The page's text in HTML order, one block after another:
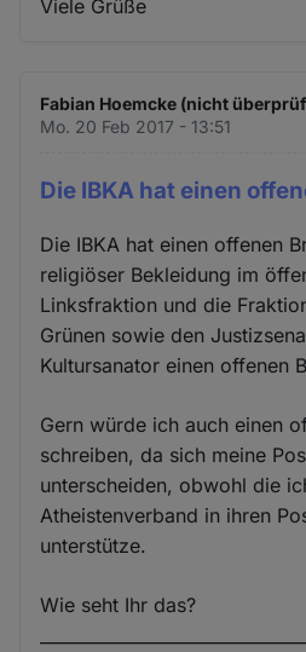
Viele Grüße
Fabian Hoemcke (nicht
Mo. 20 Feb 2017 - 13:51
Die IBKA hat einen
Die IBKA hat einen offenen
religiöser Bekleidung im
Linksfraktion und die
Grünen sowie den
Kultursanator einen offenen
Gern würde ich auch einen
schreiben, da sich meine
unterscheiden, obwohl die
Atheistenverband in ihren
unterstütze.
Wie seht Ihr das?